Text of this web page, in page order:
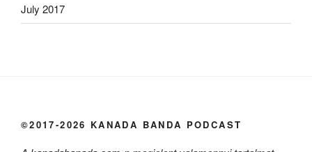
July 2017
©2017-2026 KANADA BANDA PODCAST